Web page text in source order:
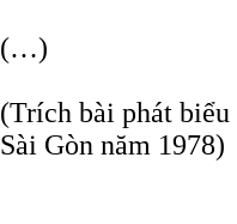
(…)
(Trích bài phát
Sài Gòn năm 1978)